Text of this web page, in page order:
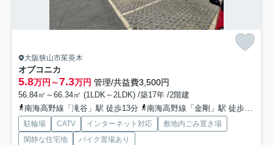
大阪狭山市茱萸木
オブコニカ
5.8万円～7.3万円 管理/共益費3,500円
56.84㎡～66.34㎡ (1LDK～2LDK) /築17年 /2階建
南海高野線「滝谷」駅 徒歩13分
南海高野線「金剛」駅 徒歩24分
駐輪場 CATV インターネット対応
敷地内ごみ置き場
閑静な住宅地
バイク置場あり